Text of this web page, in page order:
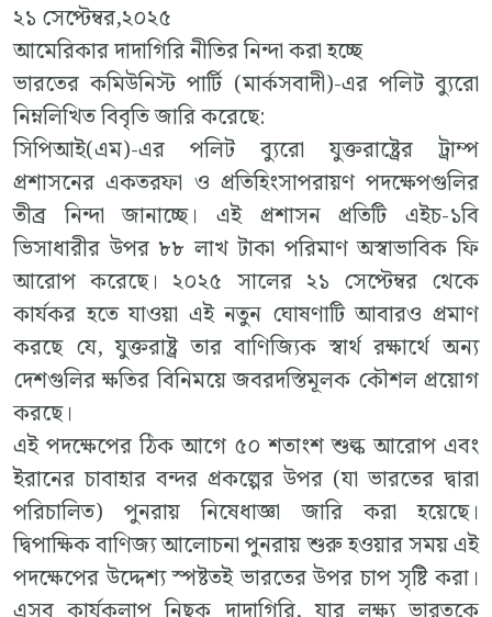
২১ সেপ্টেম্বর,২০২৫
আমেরিকার দাদাগিরি নীতির নিন্দা করা হচ্ছে
ভারতের কমিউনিস্ট পার্টি (মার্কসবাদী)-এর পলিট ব্যুরো
নিম্নলিখিত বিবৃতি জারি করেছে:
সিপিআই(এম)-এর পলিট ব্যুরো যুক্তরাষ্ট্রের ট্রাম্প
প্রশাসনের একতরফা ও প্রতিহিংসাপরায়ণ পদক্ষেপগুলির
তীব্র নিন্দা জানাচ্ছে। এই প্রশাসন প্রতিটি এইচ-১বি
ভিসাধারীর উপর ৮৮ লাখ টাকা পরিমাণ অস্বাভাবিক ফি
আরোপ করেছে। ২০২৫ সালের ২১ সেপ্টেম্বর থেকে
কার্যকর হতে যাওয়া এই নতুন ঘোষণাটি আবারও প্রমাণ
করছে যে, যুক্তরাষ্ট্র তার বাণিজ্যিক স্বার্থ রক্ষার্থে অন্য
দেশগুলির ক্ষতির বিনিময়ে জবরদস্তিমূলক কৌশল প্রয়োগ
করছে।
এই পদক্ষেপের ঠিক আগে ৫০ শতাংশ শুল্ক আরোপ এবং
ইরানের চাবাহার বন্দর প্রকল্পের উপর (যা ভারতের দ্বারা
পরিচালিত) পুনরায় নিষেধাজ্ঞা জারি করা হয়েছে।
দ্বিপাক্ষিক বাণিজ্য আলোচনা পুনরায় শুরু হওয়ার সময় এই
পদক্ষেপের উদ্দেশ্য স্পষ্টতই ভারতের উপর চাপ সৃষ্টি করা।